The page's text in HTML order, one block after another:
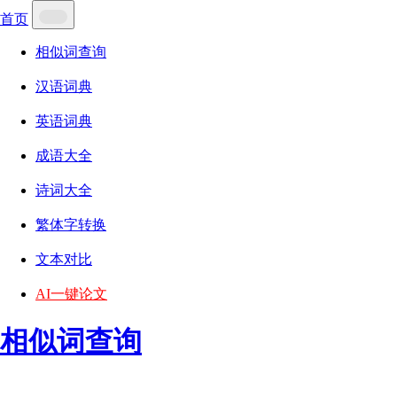
首页
相似词查询
汉语词典
英语词典
成语大全
诗词大全
繁体字转换
文本对比
AI一键论文
相似词查询